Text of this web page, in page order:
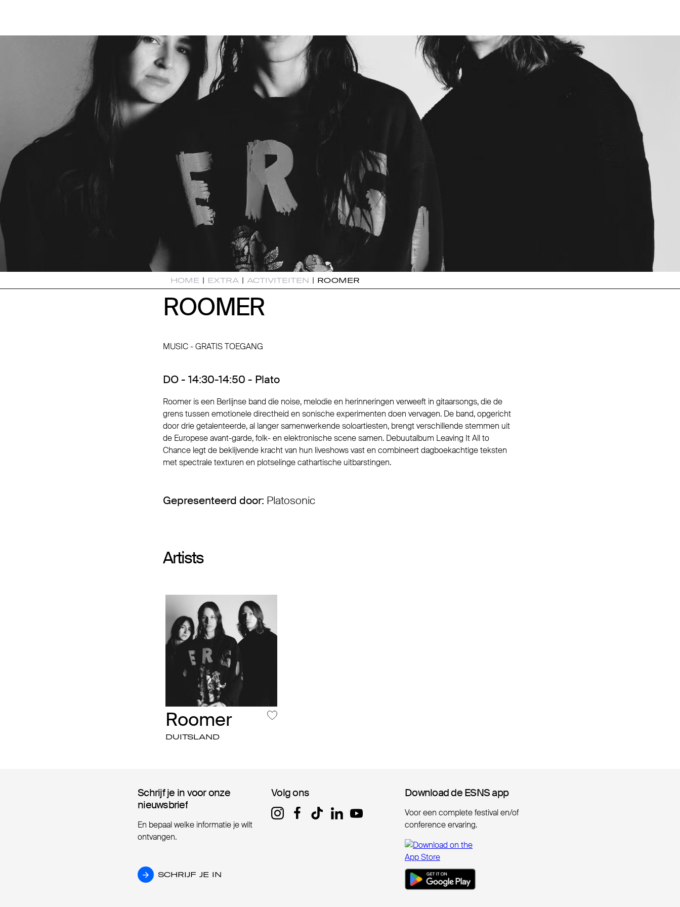
HOME EXTRA ACTIVITEITEN ROOMER
ROOMER
ROOMER
MUSIC - GRATIS TOEGANG
DO - 14:30-14:50 - Plato
Roomer is een Berlijnse band die noise, melodie en herinneringen verweeft in gitaarsongs, die de
grens tussen emotionele directheid en sonische experimenten doen vervagen. De band, opgericht
door drie getalenteerde, al langer samenwerkende soloartiesten, brengt verschillende stemmen uit
de Europese avant-garde, folk- en elektronische scene samen. Debuutalbum Leaving It All to
Chance legt de beklijvende kracht van hun liveshows vast en combineert dagboekachtige teksten
met spectrale texturen en plotselinge cathartische uitbarstingen.
Gepresenteerd door: Platosonic
Artists
Roomer
DUITSLAND
Schrijf je in voor onze
Schrijf je in voor onze
nieuwsbrief
nieuwsbrief
En bepaal welke informatie je wilt
ontvangen.
SCHRIJF JE IN
SCHRIJF JE IN
Volg ons
Volg ons Download de ESNS app
Download de ESNS app
Voor een complete festival en/of
conference ervaring.